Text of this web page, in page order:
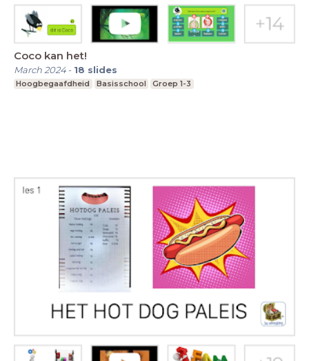
Coco kan het!
March 2024- 18 slides
Hoogbegaafdheid Basisschool Groep 1-3